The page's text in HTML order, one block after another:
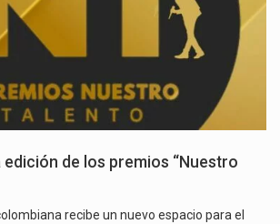
edición de los premios “Nuestro
recibe un nuevo espacio para el